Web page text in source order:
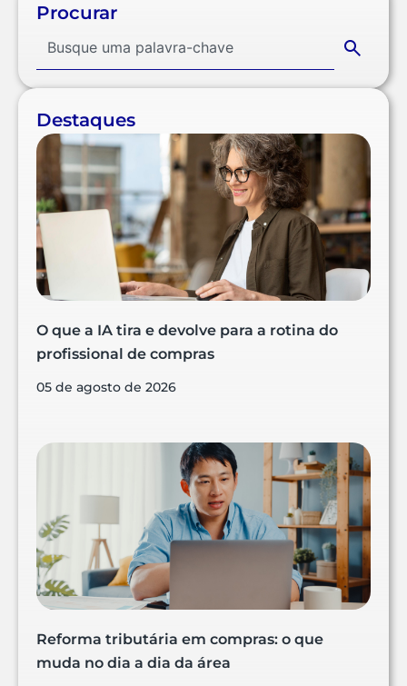
Procurar
Destaques
O que a IA tira e devolve para a rotina do
profissional de compras
05 de agosto de 2026
Reforma tributária em compras: o que
muda no dia a dia da área